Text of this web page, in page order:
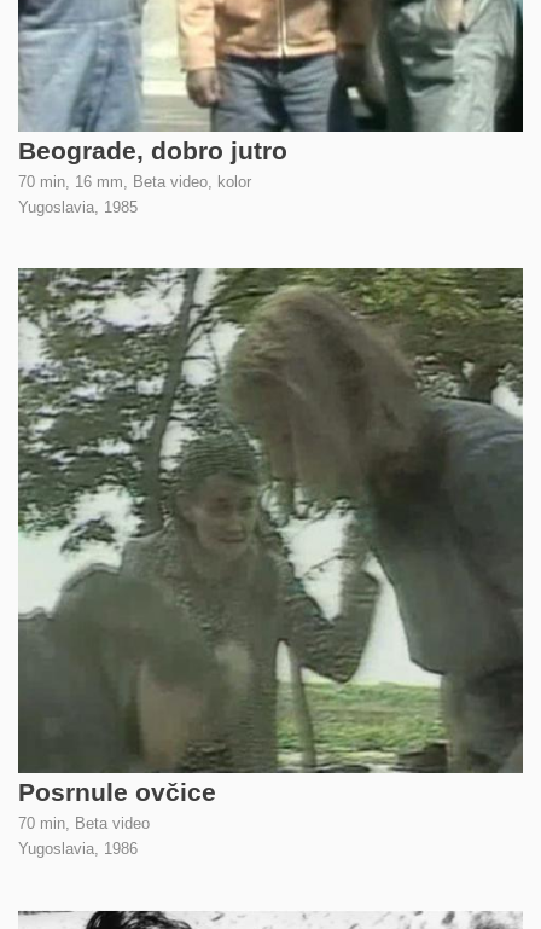
Beograde, dobro jutro
70 min, 16 mm, Beta video, kolor
Yugoslavia, 1985
Posrnule ovčice
70 min, Beta video
Yugoslavia, 1986